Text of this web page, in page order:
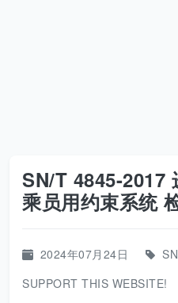
SN/T 4845-2017
乘员用约束系统
2024年07月24日
SUPPORT THIS WEBSITE!